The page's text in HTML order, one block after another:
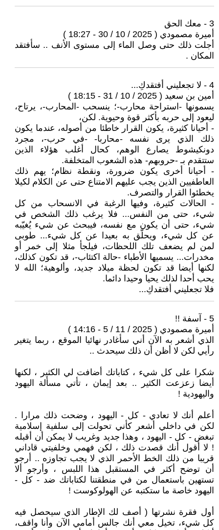
3 - معك الحق
أميرة مصمودي ( 2025 / 10 / 30 - 18:27 )
أجلت ذلك حتى وصل الماء إلى مستوى الأنف .. سأفتقد
المكان .
4 - لا تجعليني أفتقدكِ...
أمين بن سعيد ( 2025 / 10 / 31 - 18:15 )
يسمونها -استراحة محارب-؛ ينسحب -المحارب-، يرتاح،
ليعود إلى حربه بأكثر قوة وحيوية. لكن،
- أحيانا كثيرة، يكون القرار خاطئا من أصوله، عندما يكون
ذلك الذي يرى نفسه -محاربا- -في حرب-، مجرد
دونكيشوط يصارع الوهم، كحال أغلب هؤلاء الذين
ستتقدم بـ -حروبهم- هذه الشعوب المتخلفة.‍
- أحيانا أخرى يكون ضرورة، ونقطة نظام؛ يهم ذلك
العاطفيين الذين يجب عليهم الامتناع حتى عن الكلام لكيلا
يخطئوا القرار والتصرف.
- الحالات كثيرة، وفيها الرغبة في الانسحاب من كل
شيء، حتى من النفس... فلا يرغب ذلك الشخص في
شيء، حتى أن يكون مع نفسه، فيبحث عن شيء يُغيّبه
عن كل شيء، ويحلّق به بعيدا عن كل شيء... طوبى
لمن لم يضعف تلك اللحظات، فيلجأ مثلا إلى خمر أو
مخدرات... يسميها الأطباء -حالة اكتئاب-، قد تكون كذلك،
لكنها أيضا قد تكون لحظة ميلاد جديد، وألوهية؛ الله لا
يحب أحدا لذلك يحيا وحيدا دائما.
فلا تجعليني أفتقدكِ...
5 - آسفة !!
أميرة مصمودي ( 2025 / 11 / 5 - 14:16 )
الذي أشعر به الآن أني سأغادر نهائيا الموقع ، ربما يتغير
رأيي لكن لا أظن أن ذلك سيحدث ..
شكرا على كل شيء ، كتاباتك أضافت لي الكثير ، لكنها
أيضا زعزعت الكثير .. بعد إيمان ، تأتي مسألة اليهود
واليهودية !
أعلم أنك لا تعادي - كل - اليهود ، وضحت ذلك مرارا .
لكن في داخلي أشعر كأني تحولت إلى سلفية إسلامية
تبغض - كل - اليهود ، وهذا جديد وغريب لا يمكن أن أقبله
! لا أقول أنك قصدت ذلك ، لكن فهمي وخلفيتي قاداني
قريبا من ذلك الخط الأحمر الذي لا يجب تجاوزه .. أرجو
أن توضح أكثر في المستقبل هذا اللبس ، وأرجو ألا
تستهين باستعمال من في منطقتنا لكتاباتك ضد - كل -
اليهود خاصة ما ستكتبه عن الهولوكوست !
أول فقرة نشرتها ( أصف لك الإطار الذي سيحصل فيه
كل شيء، تخيل معي أنك جالس أمامي الآن وأنا واقف،